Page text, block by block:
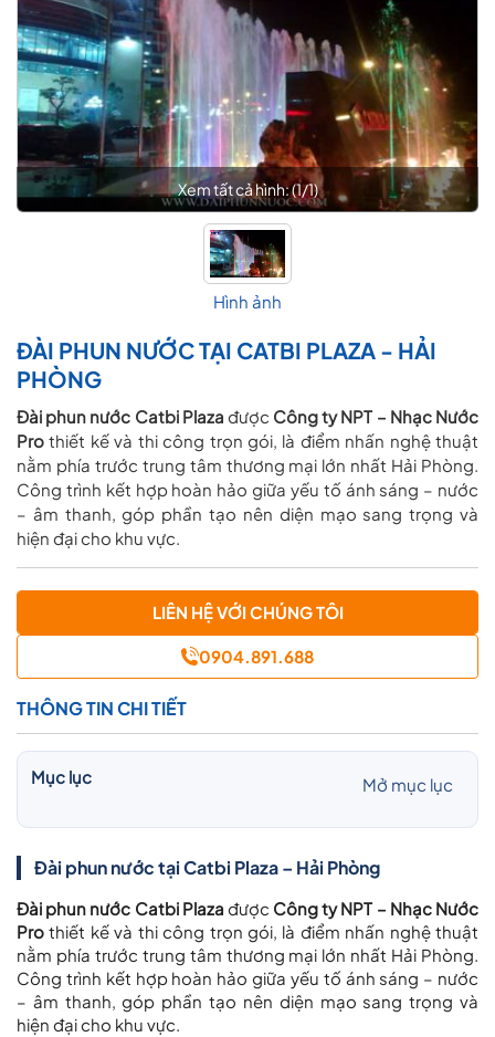
Xem tất cả hình: (1/1)
Hình ảnh
ĐÀI PHUN NƯỚC TẠI CATBI PLAZA - HẢI
PHÒNG
Đài phun nước Catbi Plaza được Công ty NPT – Nhạc Nước
Pro thiết kế và thi công trọn gói, là điểm nhấn nghệ thuật
nằm phía trước trung tâm thương mại lớn nhất Hải Phòng.
Công trình kết hợp hoàn hảo giữa yếu tố ánh sáng – nước
– âm thanh, góp phần tạo nên diện mạo sang trọng và
hiện đại cho khu vực.
LIÊN HỆ VỚI CHÚNG TÔI
0904.891.688
THÔNG TIN CHI TIẾT
Mục lục Mở mục lục
Đài phun nước tại Catbi Plaza – Hải Phòng
Đài phun nước Catbi Plaza được Công ty NPT – Nhạc Nước
Pro thiết kế và thi công trọn gói, là điểm nhấn nghệ thuật
nằm phía trước trung tâm thương mại lớn nhất Hải Phòng.
Công trình kết hợp hoàn hảo giữa yếu tố ánh sáng – nước
– âm thanh, góp phần tạo nên diện mạo sang trọng và
hiện đại cho khu vực.